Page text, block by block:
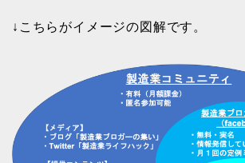
↓こちらがイメージの図解です。